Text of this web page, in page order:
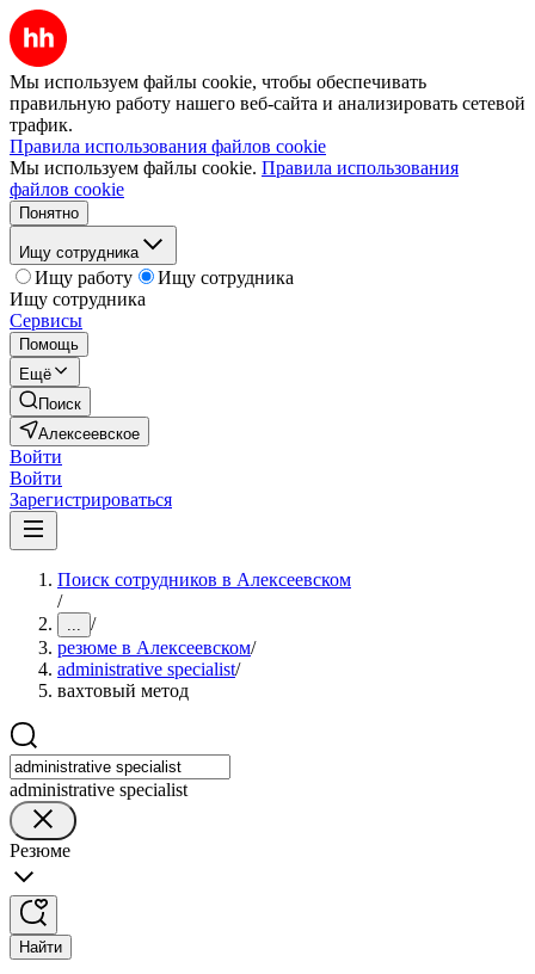
Мы используем файлы cookie, чтобы обеспечивать
правильную работу нашего веб-сайта и анализировать сетевой
трафик.
Правила использования файлов cookie
Мы используем файлы cookie. Правила использования
файлов cookie
Понятно
Ищу сотрудника
Ищу работу
Ищу сотрудника
Ищу сотрудника
Сервисы
Помощь
Ещё
Поиск
Алексеевское
Войти
Войти
Зарегистрироваться
Поиск сотрудников в Алексеевском
/
... /
резюме в Алексеевском/
administrative specialist/
вахтовый метод
administrative specialist
Резюме
Найти